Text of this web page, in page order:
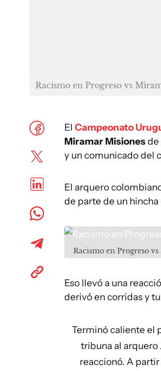
Racismo en Progreso vs
El Campeonato
Miramar Misionesde
y un comunicado del
El arquero
de parte de un
Racismo en Progreso
Eso llevó a una
derivó en corridas y
Terminó caliente el
tribuna al arquero
reaccionó. A